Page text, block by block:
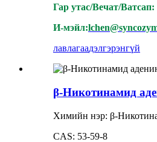
Гар утас/Вечат/Ватсап:
И-мэйл:
лавлагаадэлгэрэнгүй
β-Никотинамид
Химийн нэр: β-
CAS: 53-59-8